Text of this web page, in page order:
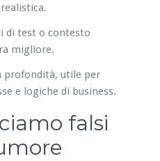
di test o contesto
migliore.
profondità, utile per
e logiche di business.
falsi